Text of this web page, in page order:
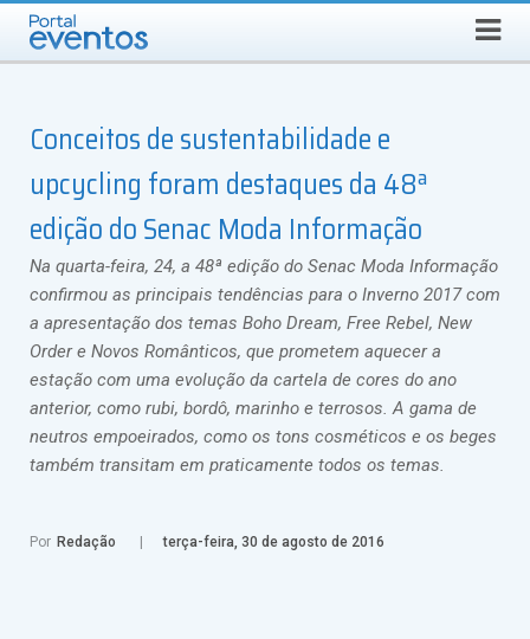
Select Language ▼
Conceitos de sustentabilidade e
upcycling foram destaques da 48ª
edição do Senac Moda Informação
Na quarta-feira, 24, a 48ª edição do Senac Moda Informação
confirmou as principais tendências para o Inverno 2017 com
a apresentação dos temas Boho Dream, Free Rebel, New
Order e Novos Românticos, que prometem aquecer a
estação com uma evolução da cartela de cores do ano
anterior, como rubi, bordô, marinho e terrosos. A gama de
neutros empoeirados, como os tons cosméticos e os beges
também transitam em praticamente todos os temas.
Por Redação terça-feira, 30 de agosto de 2016